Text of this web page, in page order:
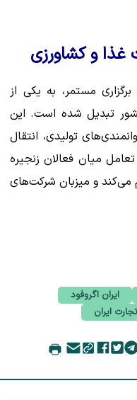
غذا و کشاورزی
مستمر، به یکی از
تبدیل شده است. این
تولیدی، انتقال
میان فعالان زنجیره
می‌کند و میزبان شرکت‌های
ایران اگروفود
ایران